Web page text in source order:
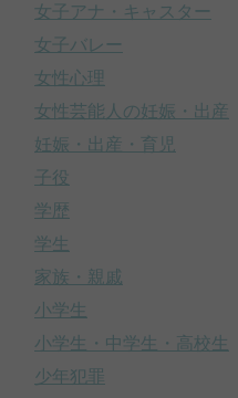
女子アナ・キャスター
女子バレー
女性心理
女性芸能人の妊娠・出産
妊娠・出産・育児
子役
学歴
学生
家族・親戚
小学生
小学生・中学生・高校生
少年犯罪